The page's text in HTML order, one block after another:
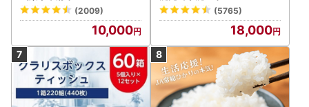
県産 シャインマスカット 2
～3房（1.0kg以上）シャイ
ン フルーツ FN-Limited-S
P
(2009)
10,000
うなぎ 鰻 魚 惣菜 総菜
(5765)
18,000